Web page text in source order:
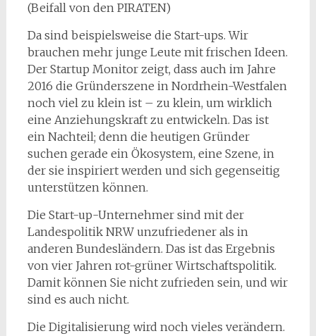
(Beifall von den PIRATEN)
Da sind beispielsweise die Start-ups. Wir
brauchen mehr junge Leute mit frischen Ideen.
Der Startup Monitor zeigt, dass auch im Jahre
2016 die Gründerszene in Nordrhein-Westfalen
noch viel zu klein ist – zu klein, um wirklich
eine Anziehungskraft zu entwickeln. Das ist
ein Nachteil; denn die heutigen Gründer
suchen gerade ein Ökosystem, eine Szene, in
der sie inspiriert werden und sich gegenseitig
unterstützen können.
Die Start-up-Unternehmer sind mit der
Landespolitik NRW unzufriedener als in
anderen Bundesländern. Das ist das Ergebnis
von vier Jahren rot-grüner Wirtschaftspolitik.
Damit können Sie nicht zufrieden sein, und wir
sind es auch nicht.
Die Digitalisierung wird noch vieles verändern.